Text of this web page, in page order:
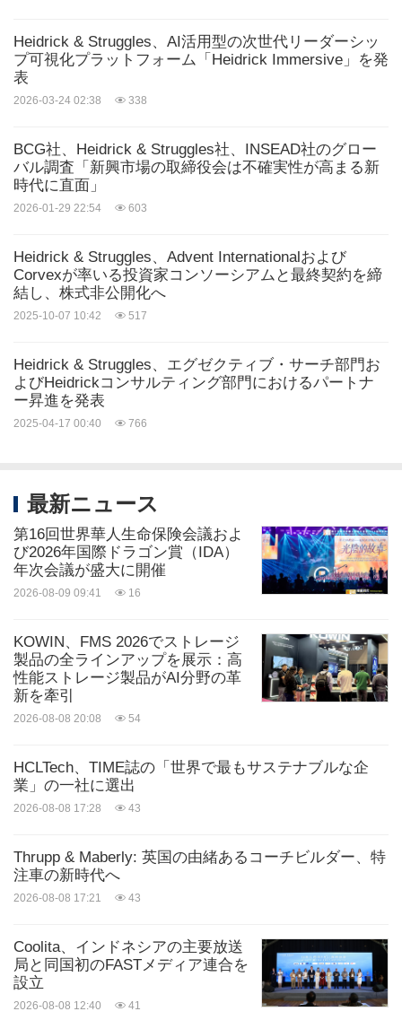
Heidrick & Struggles、AI活用型の次世代リーダーシッ
プ可視化プラットフォーム「Heidrick Immersive」を発
表
2026-03-24 02:38 338
BCG社、Heidrick & Struggles社、INSEAD社のグロー
バル調査「新興市場の取締役会は不確実性が高まる新
時代に直面」
2026-01-29 22:54 603
Heidrick & Struggles、Advent Internationalおよび
Corvexが率いる投資家コンソーシアムと最終契約を締
結し、株式非公開化へ
2025-10-07 10:42 517
Heidrick & Struggles、エグゼクティブ・サーチ部門お
よびHeidrickコンサルティング部門におけるパートナ
ー昇進を発表
2025-04-17 00:40 766
最新ニュース
第16回世界華人生命保険会議およ
び2026年国際ドラゴン賞（IDA）
年次会議が盛大に開催
2026-08-09 09:41 16
KOWIN、FMS 2026でストレージ
製品の全ラインアップを展示：高
性能ストレージ製品がAI分野の革
新を牽引
2026-08-08 20:08 54
HCLTech、TIME誌の「世界で最もサステナブルな企
業」の一社に選出
2026-08-08 17:28 43
Thrupp & Maberly: 英国の由緒あるコーチビルダー、特
注車の新時代へ
2026-08-08 17:21 43
Coolita、インドネシアの主要放送
局と同国初のFASTメディア連合を
設立
2026-08-08 12:40 41